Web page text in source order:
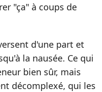
"ça" à coups de
d'une part et
la nausée. Ce qui
bien sûr, mais
décomplexé, qui les